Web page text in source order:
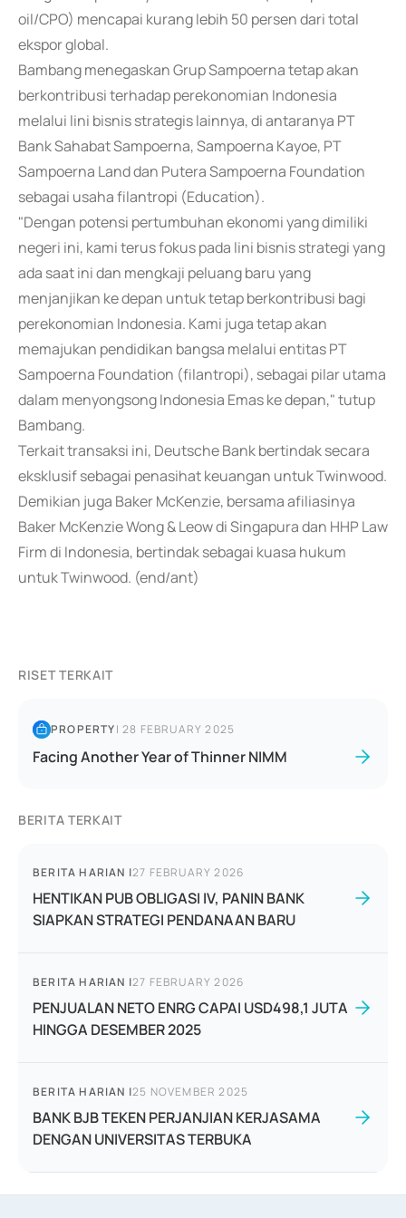
oil/CPO) mencapai kurang lebih 50 persen dari total
ekspor global.
Bambang menegaskan Grup Sampoerna tetap akan
berkontribusi terhadap perekonomian Indonesia
melalui lini bisnis strategis lainnya, di antaranya PT
Bank Sahabat Sampoerna, Sampoerna Kayoe, PT
Sampoerna Land dan Putera Sampoerna Foundation
sebagai usaha filantropi (Education).
"Dengan potensi pertumbuhan ekonomi yang dimiliki
negeri ini, kami terus fokus pada lini bisnis strategi yang
ada saat ini dan mengkaji peluang baru yang
menjanjikan ke depan untuk tetap berkontribusi bagi
perekonomian Indonesia. Kami juga tetap akan
memajukan pendidikan bangsa melalui entitas PT
Sampoerna Foundation (filantropi), sebagai pilar utama
dalam menyongsong Indonesia Emas ke depan," tutup
Bambang.
Terkait transaksi ini, Deutsche Bank bertindak secara
eksklusif sebagai penasihat keuangan untuk Twinwood.
Demikian juga Baker McKenzie, bersama afiliasinya
Baker McKenzie Wong & Leow di Singapura dan HHP Law
Firm di Indonesia, bertindak sebagai kuasa hukum
untuk Twinwood. (end/ant)
RISET TERKAIT
PROPERTY|28 FEBRUARY 2025
Facing Another Year of Thinner NIMM
BERITA TERKAIT
BERITA HARIAN |27 FEBRUARY 2026
HENTIKAN PUB OBLIGASI IV, PANIN BANK
SIAPKAN STRATEGI PENDANAAN BARU
BERITA HARIAN |27 FEBRUARY 2026
PENJUALAN NETO ENRG CAPAI USD498,1 JUTA
HINGGA DESEMBER 2025
BERITA HARIAN |25 NOVEMBER 2025
BANK BJB TEKEN PERJANJIAN KERJASAMA
DENGAN UNIVERSITAS TERBUKA